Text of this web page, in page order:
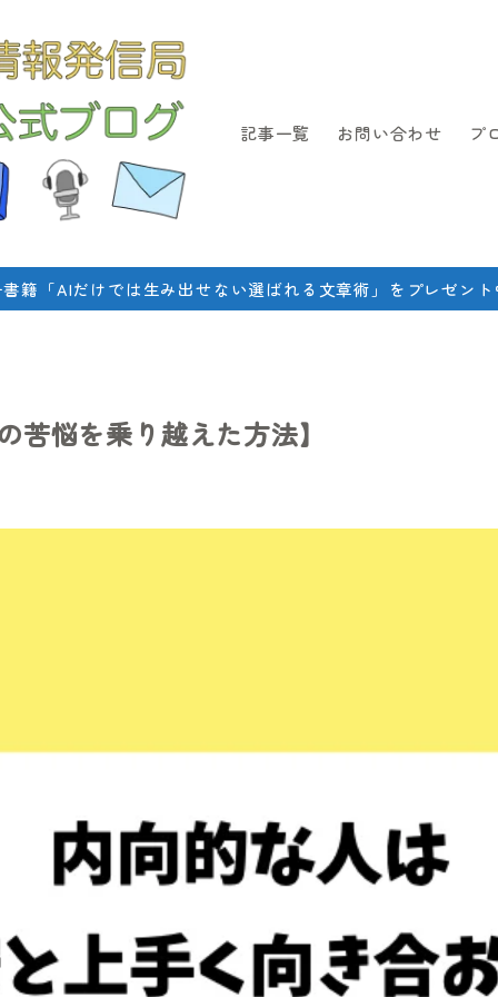
記事一覧 お問い合わせ プ
籍「AIだけでは生み出せない選ばれる文章術」をプレゼン
悩を乗り越えた方法】